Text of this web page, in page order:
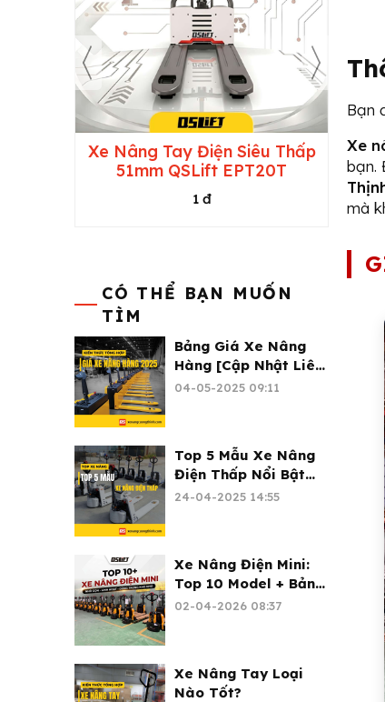
Xe Nâng Tay Điện Siêu Thấp
51mm QSLift EPT20T
1 đ
Xe
CÓ THỂ BẠN MUỐN
TÌM
Bảng Giá Xe Nâng
Hàng [Cập Nhật Liên
Tục 2026]
04-05-2025 09:11
Top 5 Mẫu Xe Nâng
Điện Thấp Nổi Bật
2026
24-04-2025 14:55
Xe Nâng Điện Mini:
Top 10 Model + Bảng
Giá 2026 | Xe Nâng
02-04-2026 08:37
Xe Nâng Tay Loại
Nào Tốt?
Bạn
Xe
bạn.
mà